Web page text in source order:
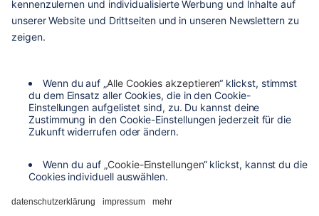
kontakt
versandarten
zahlungsarten